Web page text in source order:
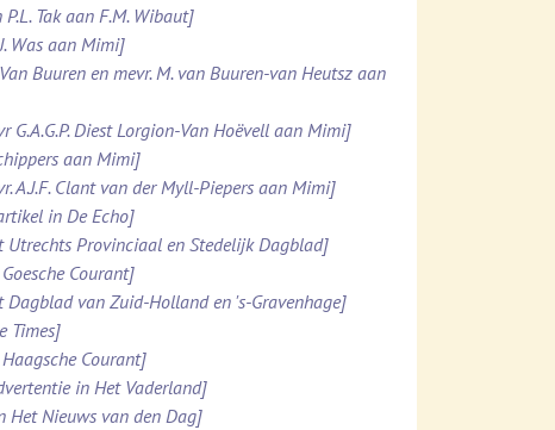
Tak aan F.M. Wibaut]
Was aan Mimi]
Buuren en mevr. M. van Buuren-van Heutsz aan
G.A.G.P. Diest Lorgion-Van Hoëvell aan Mimi]
aan Mimi]
A.J.F. Clant van der Myll-Piepers aan Mimi]
in De Echo]
Provinciaal en Stedelijk Dagblad]
Courant]
van Zuid-Holland en 's-Gravenhage]
Times]
Courant]
in Het Vaderland]
Het Nieuws van den Dag]